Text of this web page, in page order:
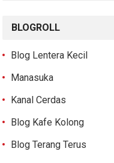
BLOGROLL
Blog Lentera Kecil
Manasuka
Kanal Cerdas
Blog Kafe Kolong
Blog Terang Terus